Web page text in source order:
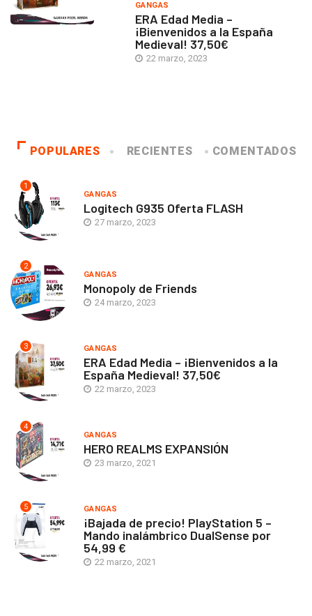
GANGAS
ERA Edad Media –
¡Bienvenidos a la España
Medieval! 37,50€
22 marzo, 2023
POPULARES RECIENTES COMENTADOS
1
GANGAS
Logitech G935 Oferta FLASH
27 marzo, 2023
2
GANGAS
Monopoly de Friends
24 marzo, 2023
3 GANGAS
ERA Edad Media – ¡Bienvenidos a la
España Medieval! 37,50€
22 marzo, 2023
4
GANGAS
HERO REALMS EXPANSIÓN
23 marzo, 2021
5 GANGAS
¡Bajada de precio! PlayStation 5 –
Mando inalámbrico DualSense por
54,99 €
22 marzo, 2021